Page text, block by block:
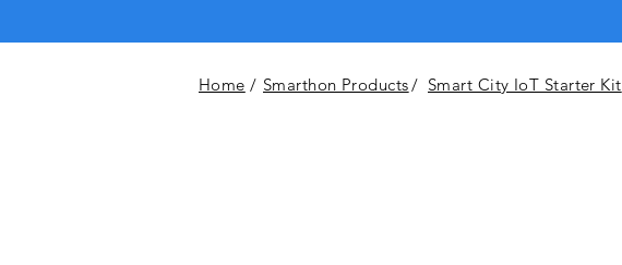
Home / Smarthon Products/ Smart City IoT Starter Kit